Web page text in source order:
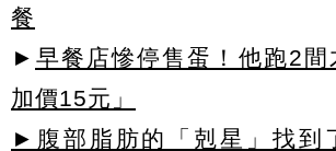
餐
► 早餐店慘停售蛋！他跑2間
加價15元」
►腹部脂肪的「剋星」找到